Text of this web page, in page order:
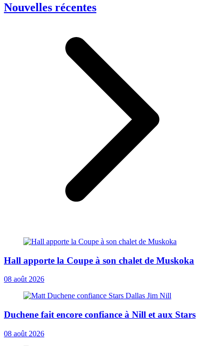
Nouvelles récentes
Hall apporte la Coupe à son chalet de Muskoka
08 août 2026
Duchene fait encore confiance à Nill et aux Stars
08 août 2026